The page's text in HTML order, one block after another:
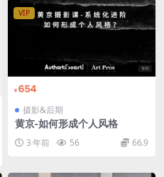
VIP
摄影&后期
黄京-如何形成个人风格
3 年前 56 66.9